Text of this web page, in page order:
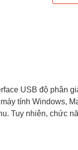
USB độ phân
tính Windows,
Tuy nhiên, chức